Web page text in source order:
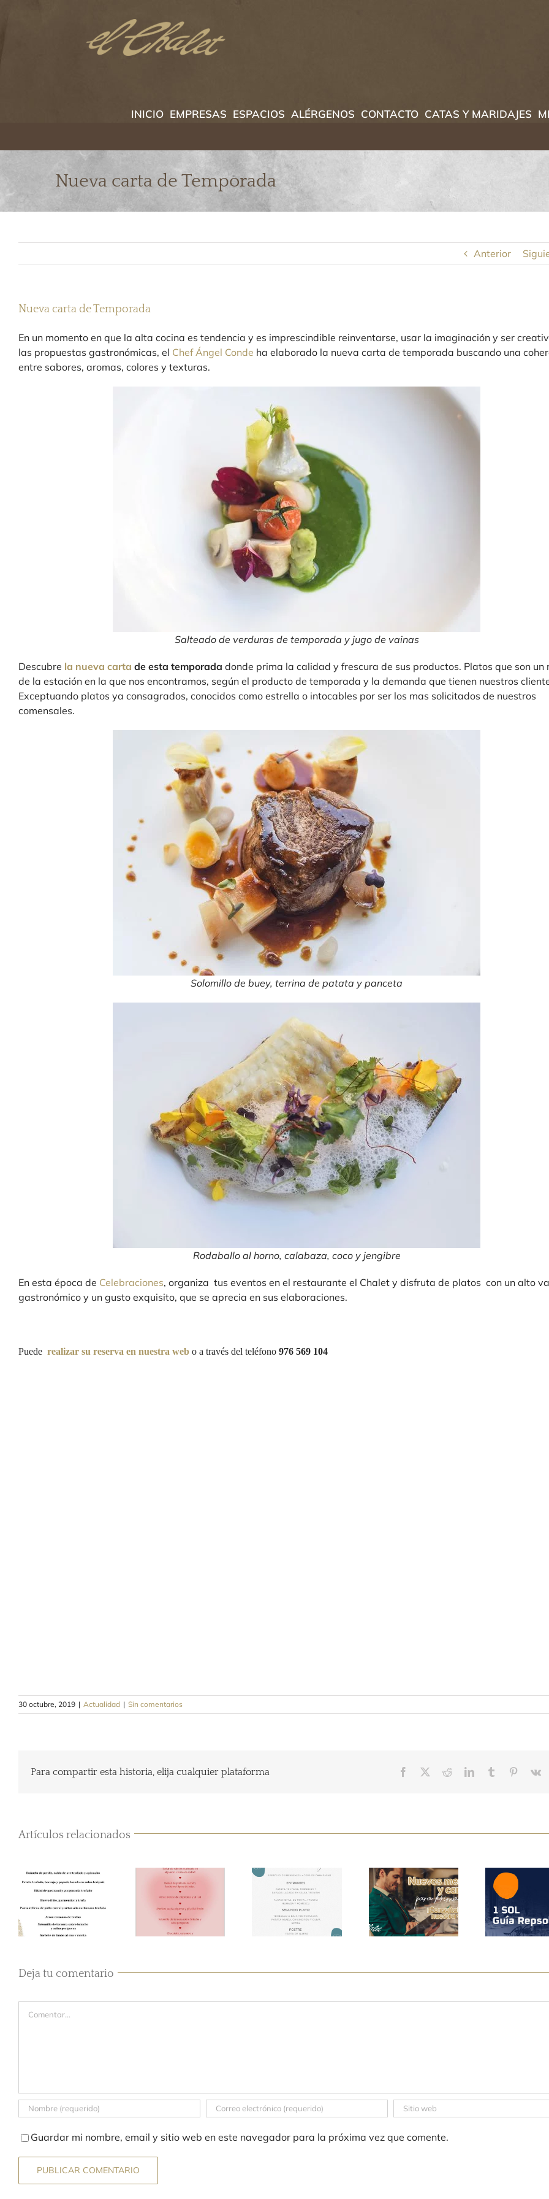
INICIO EMPRESAS ESPACIOS ALÉRGENOS CONTACTO CATAS Y MARIDAJES
Nueva carta de Temporada
Anterior
Nueva carta de Temporada
En un momento en que la alta cocina es tendencia y es imprescindible reinventarse, usar la imaginación y ser
las propuestas gastronómicas, el Chef Ángel Conde ha elaborado la nueva carta de temporada buscando una
entre sabores, aromas, colores y texturas.
Salteado de verduras de temporada y jugo de vainas
Descubre la nueva carta de esta temporada donde prima la calidad y frescura de sus productos. Platos que son un
de la estación en la que nos encontramos, según el producto de temporada y la demanda que tienen nuestros
Exceptuando platos ya consagrados, conocidos como estrella o intocables por ser los mas solicitados de nuestros
comensales.
Solomillo de buey, terrina de patata y panceta
Rodaballo al horno, calabaza, coco y jengibre
En esta época de Celebraciones, organiza tus eventos en el restaurante el Chalet y disfruta de platos con un alto
gastronómico y un gusto exquisito, que se aprecia en sus elaboraciones.
Puede realizar su reserva en nuestra web o a través del teléfono 976 569 104
30 octubre, 2019 | Actualidad | Sin comentarios
Para compartir esta historia, elija cualquier plataforma Facebook
TwitterRedditLinkedInTumblr
Artículos relacionados
Menú
degustación de
Trufa
Menú San
Valentin en
elChalet
Menú 5
Estrellas de
Aragón
Novedades
gastronómicas
en El Chalet
Premios
Repsol
Deja tu comentario
Guardar mi nombre, email y sitio web en este navegador para la próxima vez que comente.